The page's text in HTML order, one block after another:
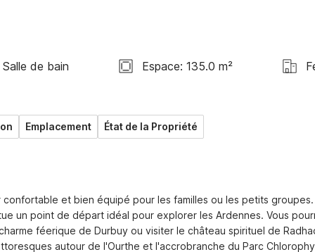
Salle de bain Espace: 135.0 m²
Emplacement État de la Propriété
et bien équipé pour les familles ou les petits groupes.
un point de départ idéal pour explorer les Ardennes. Vous
féerique de Durbuy ou visiter le château spirituel de
autour de l'Ourthe et l'accrobranche du Parc